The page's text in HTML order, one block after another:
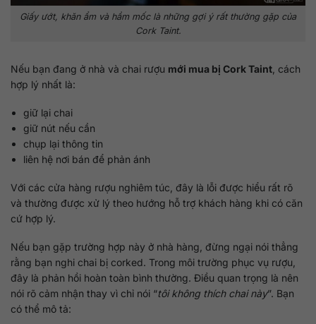
Giấy ướt, khăn ẩm và hầm mốc là những gợi ý rất thường gặp của
Cork Taint.
Nếu bạn đang ở nhà và chai rượu mới mua bị Cork Taint , cách
hợp lý nhất là:
giữ lại chai
giữ nút nếu cần
chụp lại thông tin
liên hệ nơi bán để phản ánh
Với các cửa hàng rượu nghiêm túc, đây là lỗi được hiểu rất rõ
và thường được xử lý theo hướng hỗ trợ khách hàng khi có căn
cứ hợp lý.
Nếu bạn gặp trường hợp này ở nhà hàng, đừng ngại nói thẳng
rằng bạn nghi chai bị corked. Trong môi trường phục vụ rượu,
đây là phản hồi hoàn toàn bình thường. Điều quan trọng là nên
nói rõ cảm nhận thay vì chỉ nói “tôi không thích chai này”. Bạn
có thể mô tả: